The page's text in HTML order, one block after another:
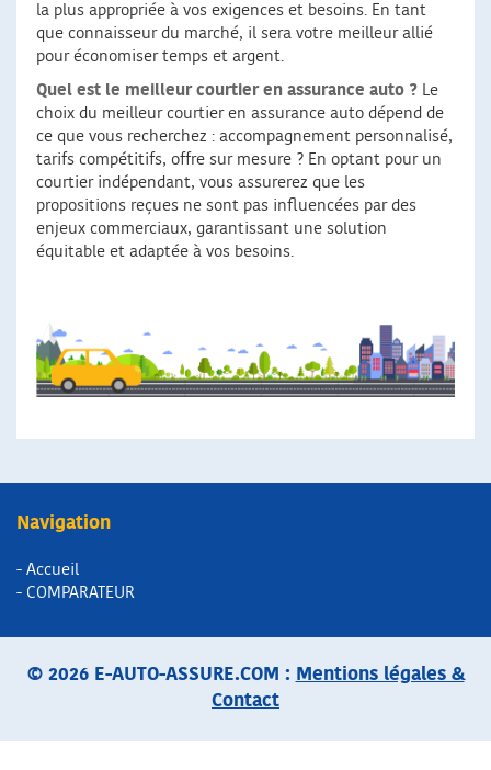
la plus appropriée à vos exigences et besoins. En tant
que connaisseur du marché, il sera votre meilleur allié
pour économiser temps et argent.
Quel est le meilleur courtier en assurance auto ? Le
choix du meilleur courtier en assurance auto dépend de
ce que vous recherchez : accompagnement personnalisé,
tarifs compétitifs, offre sur mesure ? En optant pour un
courtier indépendant, vous assurerez que les
propositions reçues ne sont pas influencées par des
enjeux commerciaux, garantissant une solution
équitable et adaptée à vos besoins.
Navigation
- Accueil
- COMPARATEUR
© 2026 E-AUTO-ASSURE.COM : Mentions légales &
Contact